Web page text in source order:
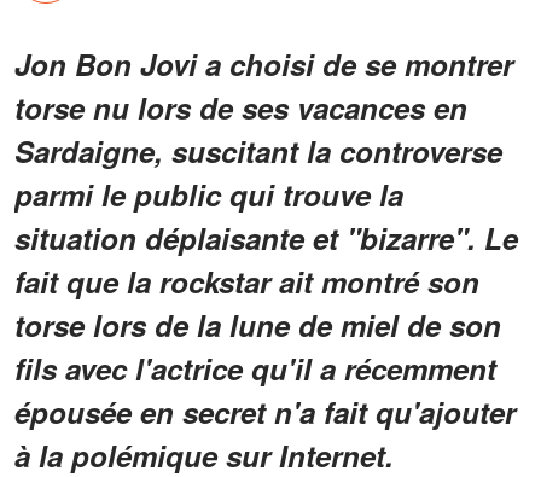
Jon Bon Jovi a choisi de se montrer
torse nu lors de ses vacances en
Sardaigne, suscitant la controverse
parmi le public qui trouve la
situation déplaisante et "bizarre". Le
fait que la rockstar ait montré son
torse lors de la lune de miel de son
fils avec l'actrice qu'il a récemment
épousée en secret n'a fait qu'ajouter
à la polémique sur Internet.